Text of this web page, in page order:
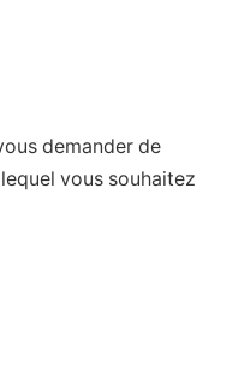
demander de
vous souhaitez